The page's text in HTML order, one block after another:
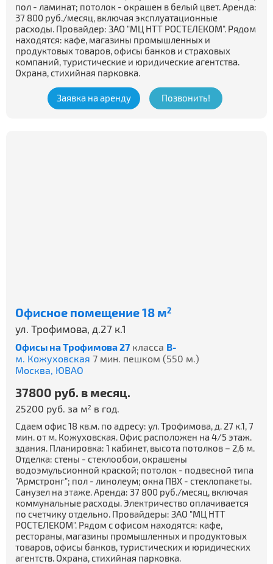
пол - ламинат; потолок - окрашен в белый цвет. Аренда:
37 800 руб./месяц, включая эксплуатационные
расходы. Провайдер: ЗАО "МЦ НТТ РОСТЕЛЕКОМ". Рядом
находятся: кафе, магазины промышленных и
продуктовых товаров, офисы банков и страховых
компаний, туристические и юридические агентства.
Охрана, стихийная парковка.
Заявка на аренду Позвонить!
Офисное помещение 18 м2
ул. Трофимова, д.27 к.1
Офисы на Трофимова 27 класса B-
м. Кожуховская 7 мин. пешком (550 м.)
Москва, ЮВАО
37800 руб. в месяц.
25200 руб. за м2 в год.
Сдаем офис 18 кв.м. по адресу: ул. Трофимова, д. 27 к.1, 7
мин. от м. Кожуховская. Офис расположен на 4/5 этаж.
здания. Планировка: 1 кабинет, высота потолков – 2,6 м.
Отделка: стены - стеклообои, окрашены
водоэмульсионной краской; потолок - подвесной типа
"Армстронг"; пол - линолеум; окна ПВХ - стеклопакеты.
Санузел на этаже. Аренда: 37 800 руб./месяц, включая
коммунальные расходы. Электричество оплачивается
по счетчику отдельно. Провайдеры: ЗАО "МЦ НТТ
РОСТЕЛЕКОМ". Рядом с офисом находятся: кафе,
рестораны, магазины промышленных и продуктовых
товаров, офисы банков, туристических и юридических
агентств. Охрана, стихийная парковка.